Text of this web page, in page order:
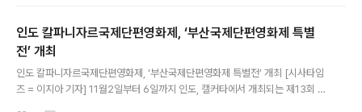
대한 관심과 미래 출판 수요 창출을 위해 3년째 진행되고 있는 독후감 대회이
다. 108일간 진행된 이번 독후감 대회에는 5,414명(초등부 2,288명, 중등부
3,126명)이 응시했다. 이번 대회의 수상자는 개인부분 총 132명이 선정되었으
며..
인도 칼파니자르국제단편영화제, ‘부산국제단편영화제 특별
전’ 개최
인도 칼파니자르국제단편영화제, ‘부산국제단편영화제 특별전’ 개최 [시사타임
즈 = 이지아 기자] 11월2일부터 6일까지 인도, 캘커타에서 개최되는 제13회 칼